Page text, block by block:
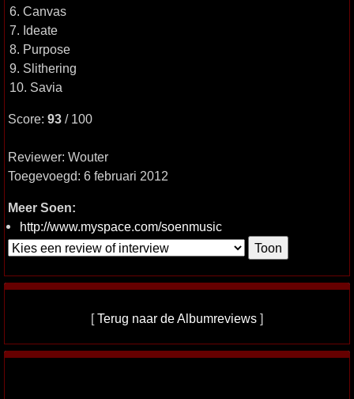
6. Canvas
7. Ideate
8. Purpose
9. Slithering
10. Savia
Score: 93 / 100
Reviewer: Wouter
Toegevoegd: 6 februari 2012
Meer Soen:
http://www.myspace.com/soenmusic
[Terug naar de Albumreviews ]